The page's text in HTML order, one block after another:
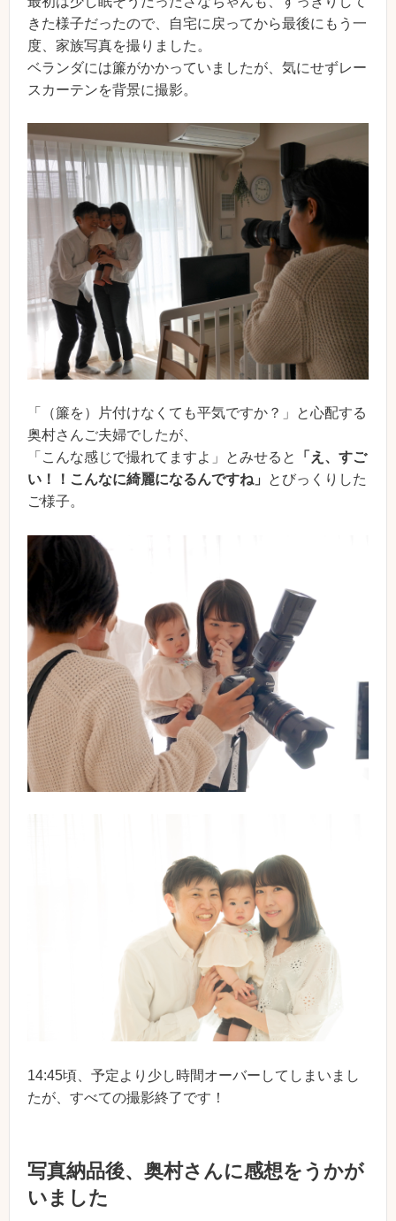
きた様子だったので、自宅に戻ってから最後にもう一
度、家族写真を撮りました。
ベランダには簾がかかっていましたが、気にせずレー
スカーテンを背景に撮影。
「（簾を）片付けなくても平気ですか？」と心配する
奥村さんご夫婦でしたが、
「こんな感じで撮れてますよ」とみせると
「え、すご
い！！こんなに綺麗になるんですね」
とびっくりした
ご様子。
14:45頃、予定より少し時間オーバーしてしまいまし
たが、すべての撮影終了です！
写真納品後、奥村さんに感想をうかが
いました